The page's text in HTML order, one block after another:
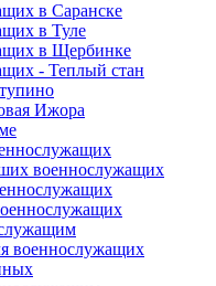
в Саранске
в Туле
в Щербинке
- Теплый стан
Ижора
военнослужащих
военнослужащих